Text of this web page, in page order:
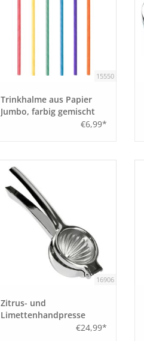
15550
Trinkhalme aus Papier
Jumbo, farbig gemischt
€6,99*
16906
Zitrus- und
Limettenhandpresse
€24,99*